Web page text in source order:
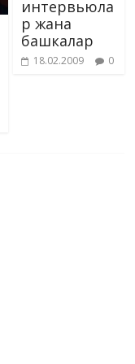
интервьюла
р жана
башкалар
18.02.2009 0